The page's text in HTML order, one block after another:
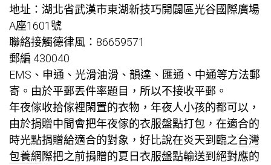
地址：湖北省武漢市東湖新技巧開闢區光谷國際廣場
A座1601號
聯絡接觸德律風：86659571
郵編 430040
EMS、申通、光滑油滑、韻達、匯通、中通等方法郵
寄。由於平郵丟件率題目，所以不接收平郵。
年夜傢收拾傢裡閑置的衣物，年夜人小孩的都可以，
由於捐贈中間會把年夜傢的衣服盤點打包，在適合的
時光點捐贈給適合的對象，好比說在炎天到臨之台灣
包養網際把之前捐贈的夏日衣服盤點輸送到絕對應的